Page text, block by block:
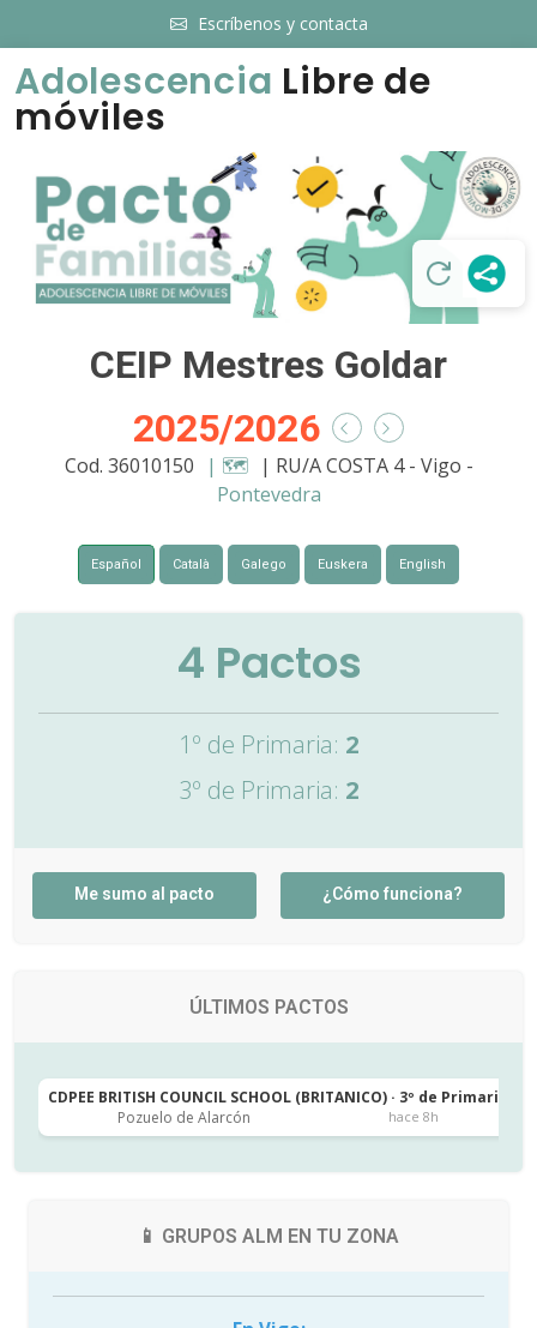
Escríbenos y contacta
Adolescencia Libre de
móviles
CEIP Mestres Goldar
2025/2026
Cod. 36010150 | 🗺️ | RU/A COSTA 4 - Vigo -
Pontevedra
Español Català Galego Euskera English
4 Pactos
1º de Primaria: 2
3º de Primaria: 2
Me sumo al pacto ¿Cómo funciona?
ÚLTIMOS PACTOS
CDPEE BRITISH COUNCIL SCHOOL (BRITANICO) · 3º de Primaria
Pozuelo de Alarcón
hace 8h
📱 GRUPOS ALM EN TU ZONA